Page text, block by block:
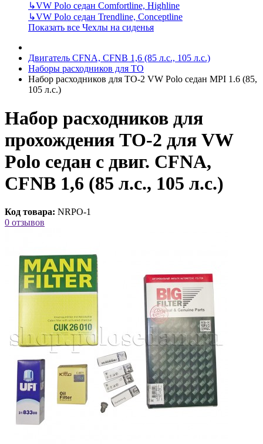
↳VW Polo седан Comfortline, Highline
↳VW Polo седан Trendline, Conceptline
Показать все Чехлы на сиденья
Двигатель CFNA, CFNB 1,6 (85 л.с., 105 л.с.)
Наборы расходников для ТО
Набор расходников для ТО-2 VW Polo седан MPI 1.6 (85,
105 л.с.)
Набор расходников для
прохождения ТО-2 для VW
Polo седан с двиг. CFNA,
CFNB 1,6 (85 л.с., 105 л.с.)
Код товара: NRPO-1
0 отзывов